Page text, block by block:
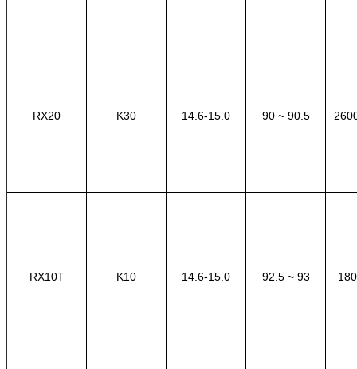
RX20 K30 14.6-15.0 90 ~ 90.5
RX10T K10 14.6-15.0 92.5 ~ 93